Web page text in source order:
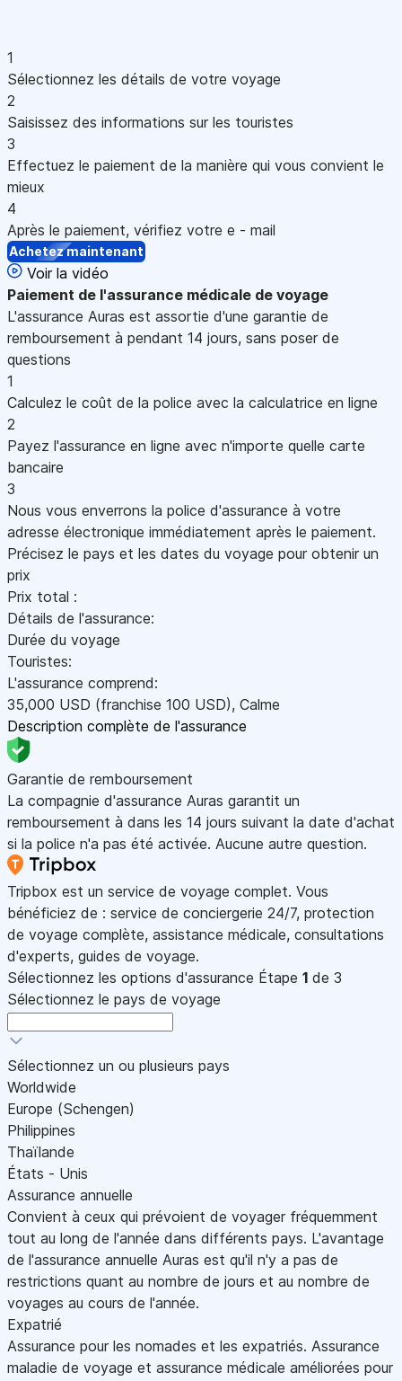
1
Sélectionnez les détails de votre voyage
2
Saisissez des informations sur les touristes
3
Effectuez le paiement de la manière qui vous convient le
mieux
4
Après le paiement, vérifiez votre e - mail
Achetez maintenant
Voir la vidéo
Paiement de l'assurance médicale de voyage
L'assurance Auras est assortie d'une garantie de
remboursement à pendant 14 jours, sans poser de
questions
1
Calculez le coût de la police avec la calculatrice en ligne
2
Payez l'assurance en ligne avec n'importe quelle carte
bancaire
3
Nous vous enverrons la police d'assurance à votre
adresse électronique immédiatement après le paiement.
Précisez le pays et les dates du voyage pour obtenir un
prix
Prix total :
Détails de l'assurance:
Durée du voyage
Touristes:
L'assurance comprend:
35,000 USD (franchise 100 USD), Calme
Description complète de l'assurance
Garantie de remboursement
La compagnie d'assurance Auras garantit un
remboursement à dans les 14 jours suivant la date d'achat
si la police n'a pas été activée. Aucune autre question.
Tripbox est un service de voyage complet. Vous
bénéficiez de : service de conciergerie 24/7, protection
de voyage complète, assistance médicale, consultations
d'experts, guides de voyage.
Sélectionnez les options d'assurance Étape 1 de 3
Sélectionnez le pays de voyage
Sélectionnez un ou plusieurs pays
Worldwide
Europe (Schengen)
Philippines
Thaïlande
États - Unis
Assurance annuelle
Convient à ceux qui prévoient de voyager fréquemment
tout au long de l'année dans différents pays. L'avantage
de l'assurance annuelle Auras est qu'il n'y a pas de
restrictions quant au nombre de jours et au nombre de
voyages au cours de l'année.
Expatrié
Assurance pour les nomades et les expatriés. Assurance
maladie de voyage et assurance médicale améliorées pour